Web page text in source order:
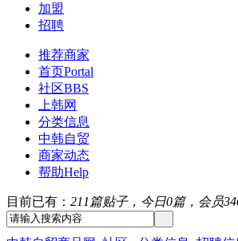
加盟
招聘
推荐商家
首页Portal
社区BBS
上韩网
分类信息
中韩自贸
商家动态
帮助Help
目前已有： 211篇贴子，今日0篇，会员